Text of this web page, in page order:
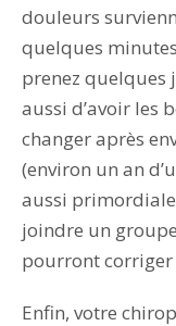
douleurs
quelques
prenez quelques
aussi d’avoir les
changer après
(environ un an
aussi
joindre un
pourront corriger
Enfin, votre